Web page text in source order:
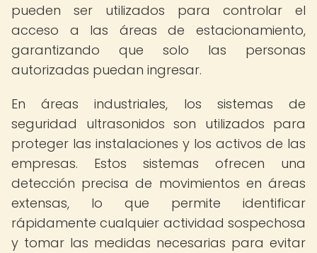
pueden ser utilizados para controlar el
acceso a las áreas de estacionamiento,
garantizando que solo las personas
autorizadas puedan ingresar.
En áreas industriales, los sistemas de
seguridad ultrasonidos son utilizados para
proteger las instalaciones y los activos de las
empresas. Estos sistemas ofrecen una
detección precisa de movimientos en áreas
extensas, lo que permite identificar
rápidamente cualquier actividad sospechosa
y tomar las medidas necesarias para evitar